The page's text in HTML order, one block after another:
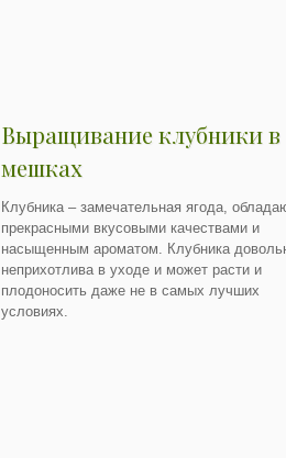
Выращивание клубники в
мешках
Клубника – замечательная ягода,
прекрасными вкусовыми качествами и
насыщенным ароматом. Клубника
неприхотлива в уходе и может расти и
плодоносить даже не в самых лучших
условиях.